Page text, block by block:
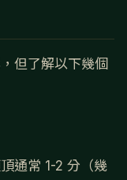
但了解以下幾個
通常 1-2 分（幾